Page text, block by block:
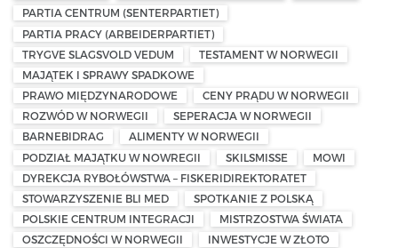
PARTIA CENTRUM (SENTERPARTIET)
PARTIA PRACY (ARBEIDERPARTIET)
TRYGVE SLAGSVOLD VEDUM
TESTAMENT W NORWEGII
MAJĄTEK I SPRAWY SPADKOWE
PRAWO MIĘDZYNARODOWE
CENY PRĄDU W NORWEGII
ROZWÓD W NORWEGII
SEPERACJA W NORWEGII
BARNEBIDRAG
ALIMENTY W NORWEGII
PODZIAŁ MAJĄTKU W NOWREGII
SKILSMISSE
MOWI
DYREKCJA RYBOŁÓWSTWA – FISKERIDIREKTORATET
STOWARZYSZENIE BLI MED
SPOTKANIE Z POLSKĄ
POLSKIE CENTRUM INTEGRACJI
MISTRZOSTWA ŚWIATA
OSZCZĘDNOŚCI W NORWEGII
INWESTYCJE W ZŁOTO